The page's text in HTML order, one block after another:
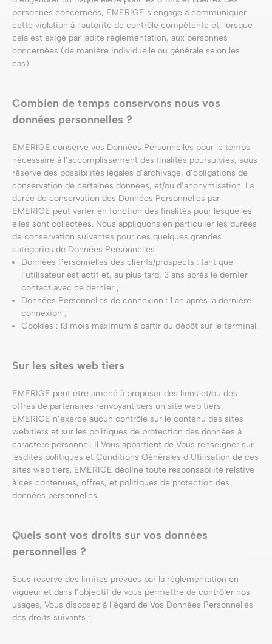
personnes concernées, EMERIGE s’engage à communiquer
cette violation à l’autorité de contrôle compétente et, lorsque
cela est exigé par ladite réglementation, aux personnes
concernées (de manière individuelle ou générale selon les
cas).
Combien de temps conservons nous vos
données personnelles ?
EMERIGE conserve vos Données Personnelles pour le temps
nécessaire à l’accomplissement des finalités poursuivies, sous
réserve des possibilités légales d’archivage, d’obligations de
conservation de certaines données, et/ou d’anonymisation. La
durée de conservation des Données Personnelles par
EMERIGE peut varier en fonction des finalités pour lesquelles
elles sont collectées. Nous appliquons en particulier les durées
de conservation suivantes pour ces quelques grandes
catégories de Données Personnelles :
Données Personnelles des clients/prospects : tant que
l’utilisateur est actif et, au plus tard, 3 ans après le dernier
contact avec ce dernier ;
Données Personnelles de connexion : 1 an après la dernière
connexion ;
Cookies : 13 mois maximum à partir du dépôt sur le terminal.
Sur les sites web tiers
EMERIGE peut être amené à proposer des liens et/ou des
offres de partenaires renvoyant vers un site web tiers.
EMERIGE n’exerce aucun contrôle sur le contenu des sites
web tiers et sur les politiques de protection des données à
caractère personnel. Il Vous appartient de Vous renseigner sur
lesdites politiques et Conditions Générales d’Utilisation de ces
sites web tiers. EMERIGE décline toute responsabilité relative
à ces contenues, offres, et politiques de protection des
données personnelles.
Quels sont vos droits sur vos données
personnelles ?
Sous réserve des limites prévues par la réglementation en
vigueur et dans l’objectif de vous permettre de contrôler nos
usages, Vous disposez à l’égard de Vos Données Personnelles
des droits suivants :